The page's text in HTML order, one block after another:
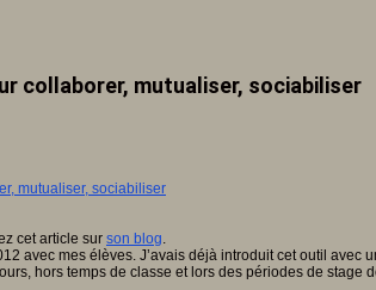
collaborer, mutualiser, sociabiliser
cet article sur son blog.
avec mes élèves. J’avais déjà introduit cet outil
hors temps de classe et lors des périodes de stage